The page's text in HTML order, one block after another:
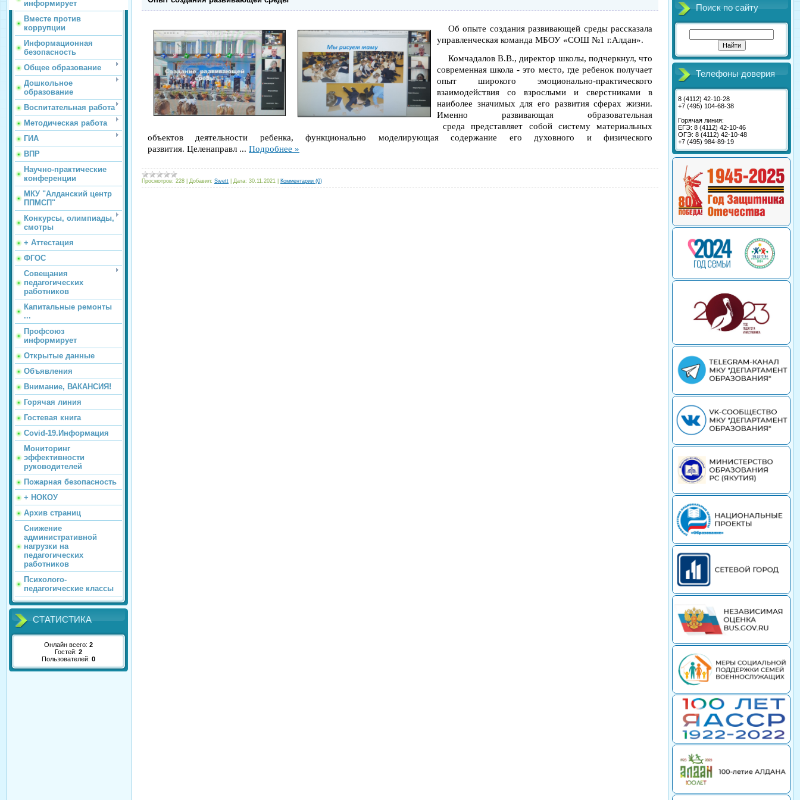
информирует
Вместе против
коррупции
Информационная
безопасность
Общее образование
Дошкольное
образование
Воспитательная работа
Методическая работа
ГИА
ВПР
Научно-практические
конференции
МКУ "Алданский центр
ППМСП"
Конкурсы, олимпиады,
смотры
+ Аттестация
ФГОС
Совещания
педагогических
работников
Капитальные ремонты
...
Профсоюз
информирует
Открытые данные
Объявления
Внимание, ВАКАНСИЯ!
Горячая линия
Гостевая книга
Covid-19.Информация
Мониторинг
эффективности
руководителей
Пожарная безопасность
+ НОКОУ
Архив страниц
Снижение
административной
нагрузки на
педагогических
работников
Психолого-
педагогические классы
СТАТИСТИКА
Онлайн всего: 2
Гостей: 2
Пользователей: 0
Об опыте создания развивающей среды рассказала
управленческая команда МБОУ «СОШ №1 г.Алдан».
Комчадалов В.В., директор школы, подчеркнул, что
современная школа - это место, где ребенок получает
опыт широкого эмоционально-практического
взаимодействия со взрослыми и сверстниками в
наиболее значимых для его развития сферах жизни.
Именно развивающая образовательная
среда представляет собой систему материальных
объектов деятельности ребенка, функционально моделирующая содержание его духовного и физического
развития. Целенаправл ... Подробнее »
Просмотров: 228 Добавил: Swett Дата: 30.11.2021 Комментарии (0)
Поиск по сайту
Телефоны доверия
8 (4112) 42-10-28
+7 (495) 104-68-38
Горячая линия:
ЕГЭ: 8 (4112) 42-10-46
ОГЭ: 8 (4112) 42-10-48
+7 (495) 984-89-19